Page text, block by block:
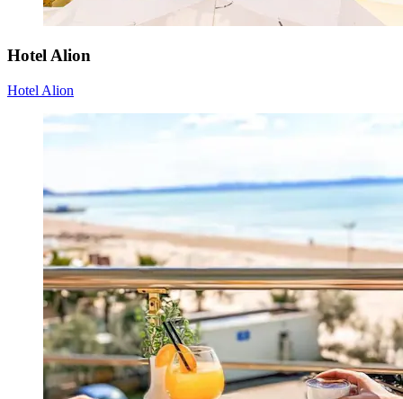
Hotel Alion
Hotel Alion